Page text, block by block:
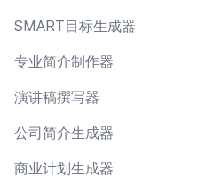
SMART目标生成器
专业简介制作器
演讲稿撰写器
公司简介生成器
商业计划生成器